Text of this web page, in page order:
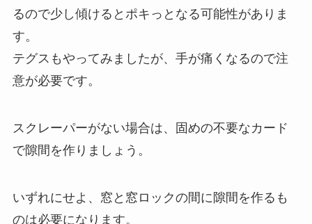
るので少し傾けるとポキっとなる可能性がありま
す。
テグスもやってみましたが、手が痛くなるので注
意が必要です。
スクレーパーがない場合は、固めの不要なカード
で隙間を作りましょう。
いずれにせよ、窓と窓ロックの間に隙間を作るも
のは必要になります。